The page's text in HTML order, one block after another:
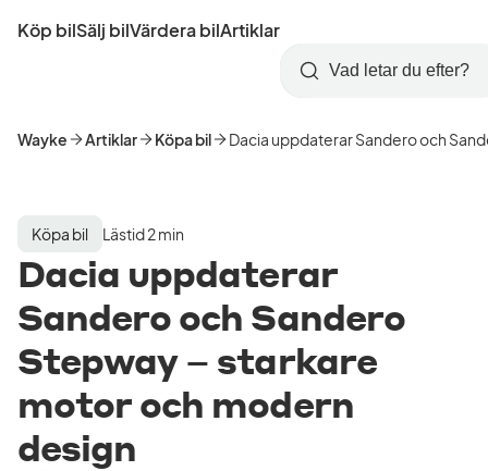
till
Startsida
Köp bilSälj bilVärdera bilArtiklar
Skapa
konto
Logga
in
Sök
Wayke Artiklar Köpa bil Dacia uppdaterar Sandero och
Köpa bil Lästid 2 min
Dacia uppdaterar
Sandero och Sandero
Stepway – starkare
motor och modern
design